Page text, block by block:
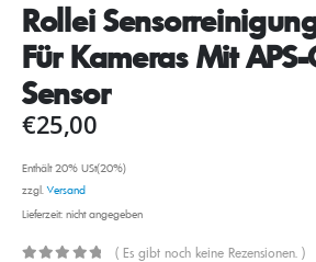
Rollei
Für Kameras Mit APS-
Sensor
€25,00
Enthält 20% USt(20%)
zzgl.Versand
Lieferzeit: nicht angegeben
( Es gibt noch keine Rezensionen. )